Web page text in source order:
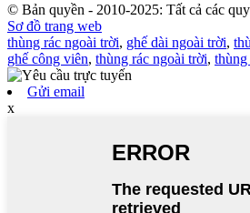
© Bản quyền - 2010-2025: Tất cả các
Sơ đồ trang web
thùng rác ngoài trời, ghế dài ngoài trời,
ghế công viên, thùng rác ngoài trời, thùng
Gửi email
x